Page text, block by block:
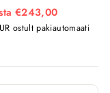
€243,00
ostult pakiautomaati